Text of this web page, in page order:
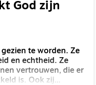
God zijn
te worden. Ze
en echtheid. Ze
vertrouwen, die er
is. Ook zij